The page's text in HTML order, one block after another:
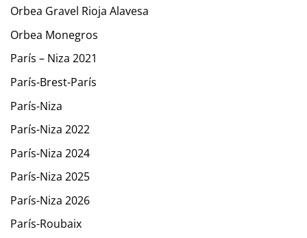
Orbea Gravel Rioja Alavesa
Orbea Monegros
París – Niza 2021
París-Brest-París
París-Niza
París-Niza 2022
París-Niza 2024
París-Niza 2025
París-Niza 2026
París-Roubaix